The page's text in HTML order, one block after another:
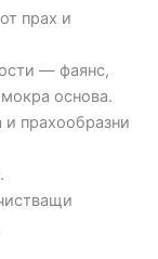
прах и
— фаянс,
основа.
прахообразни